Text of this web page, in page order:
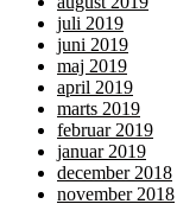
juli 2019
juni 2019
maj 2019
april 2019
marts 2019
februar 2019
januar 2019
december 2018
november 2018